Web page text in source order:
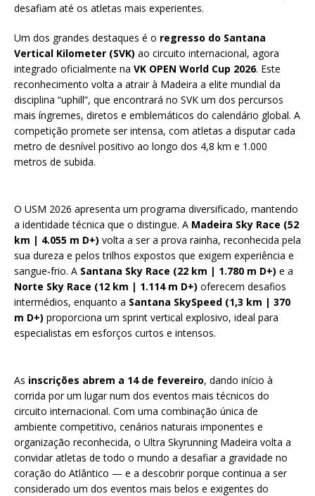
desafiam até os atletas mais experientes.
Um dos grandes destaques é o regresso do Santana
Vertical Kilometer (SVK) ao circuito internacional, agora
integrado oficialmente na VK OPEN World Cup 2026. Este
reconhecimento volta a atrair à Madeira a elite mundial da
disciplina “uphill”, que encontrará no SVK um dos percursos
mais íngremes, diretos e emblemáticos do calendário global. A
competição promete ser intensa, com atletas a disputar cada
metro de desnível positivo ao longo dos 4,8 km e 1.000
metros de subida.
O USM 2026 apresenta um programa diversificado, mantendo
a identidade técnica que o distingue. A Madeira Sky Race (52
km | 4.055 m D+) volta a ser a prova rainha, reconhecida pela
sua dureza e pelos trilhos expostos que exigem experiência e
sangue‑frio. A Santana Sky Race (22 km | 1.780 m D+) e a
Norte Sky Race (12 km | 1.114 m D+) oferecem desafios
intermédios, enquanto a Santana SkySpeed (1,3 km | 370
m D+) proporciona um sprint vertical explosivo, ideal para
especialistas em esforços curtos e intensos.
As inscrições abrem a 14 de fevereiro, dando início à
corrida por um lugar num dos eventos mais técnicos do
circuito internacional. Com uma combinação única de
ambiente competitivo, cenários naturais imponentes e
organização reconhecida, o Ultra Skyrunning Madeira volta a
convidar atletas de todo o mundo a desafiar a gravidade no
coração do Atlântico — e a descobrir porque continua a ser
considerado um dos eventos mais belos e exigentes do